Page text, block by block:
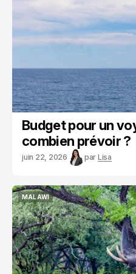
Budget pour un
combien prévoir ?
juin 22, 2026 par Lisa
MALAWI
MALAWI